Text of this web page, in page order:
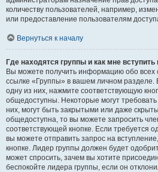
количеству пользователей, например,
или предоставление пользователям
Вернуться к началу
Где находятся группы и как мне вступить
Вы можете получить информацию обо всех
ссылке «Группы» в вашем личном разделе.
одну из них, нажмите соответствующую
общедоступны. Некоторые могут
них, могут быть закрытыми или даже
общедоступна, то вы можете запросить
соответствующей кнопке. Если требуется
вы можете отправить запрос на
кнопке. Лидер группы должен будет
может спросить, зачем вы хотите
беспокойте лидера группы, если он